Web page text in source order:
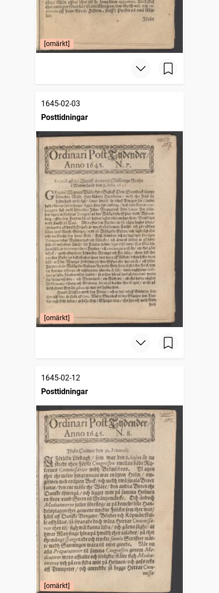
[omärkt]
1645-02-03
Posttidningar
[omärkt]
1645-02-12
Posttidningar
[omärkt]